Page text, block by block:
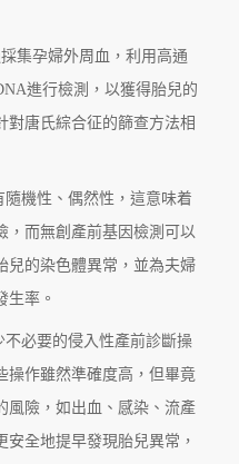
集孕婦外周血，利用高通
進行檢測，以獲得胎兒的
對唐氏綜合征的篩查方法相
機性、偶然性，這意味着
，而無創產前基因檢測可以
兒的染色體異常，並為夫婦
生率。
必要的侵入性產前診斷操
操作雖然準確度高，但畢竟
風險，如出血、感染、流產
全地提早發現胎兒異常，